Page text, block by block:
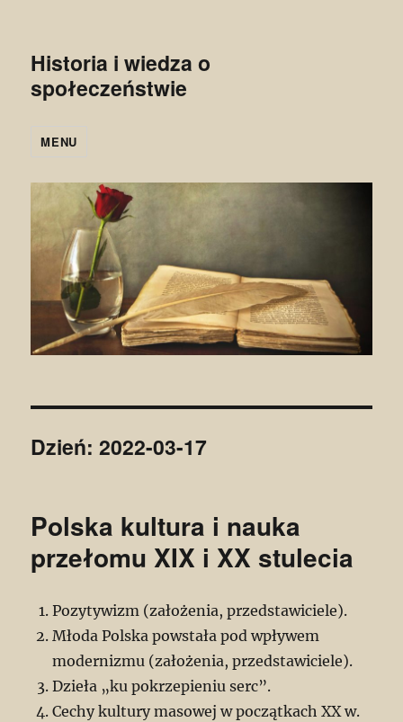
Historia i wiedza o
społeczeństwie
MENU
Dzień:2022-03-17
Polska kultura i nauka
przełomu XIX i XX stulecia
Pozytywizm (założenia, przedstawiciele).
Młoda Polska powstała pod wpływem
modernizmu (założenia, przedstawiciele).
Dzieła „ku pokrzepieniu serc”.
Cechy kultury masowej w początkach XX w.